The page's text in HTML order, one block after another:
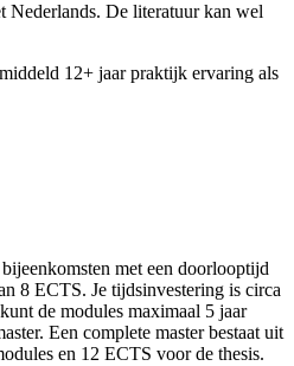
Nederlands. De literatuur kan wel
12+ jaar praktijk ervaring als
met een doorlooptijd
8 ECTS. Je tijdsinvestering is circa
de modules maximaal 5 jaar
Een complete master bestaat uit
en 12 ECTS voor de thesis.